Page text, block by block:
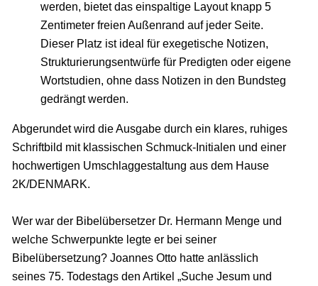
werden, bietet das einspaltige Layout knapp 5
Zentimeter freien Außenrand auf jeder Seite.
Dieser Platz ist ideal für exegetische Notizen,
Strukturierungsentwürfe für Predigten oder eigene
Wortstudien, ohne dass Notizen in den Bundsteg
gedrängt werden.
Abgerundet wird die Ausgabe durch ein klares, ruhiges
Schriftbild mit klassischen Schmuck-Initialen und einer
hochwertigen Umschlaggestaltung aus dem Hause
2K/DENMARK.
Wer war der Bibelübersetzer Dr. Hermann Menge und
welche Schwerpunkte legte er bei seiner
Bibelübersetzung? Joannes Otto hatte anlässlich
seines 75. Todestags den Artikel „Suche Jesum und